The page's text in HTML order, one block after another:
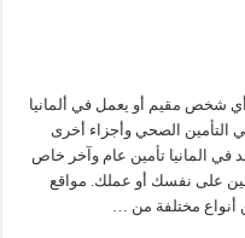
أي شخص مقيم أو يعمل في ألمانيا
التأمين الصحي وأجزاء أخرى
في المانيا تأمين عام وآخر خاص
على نفسك أو عملك. مواقع
أنواع مختلفة من …